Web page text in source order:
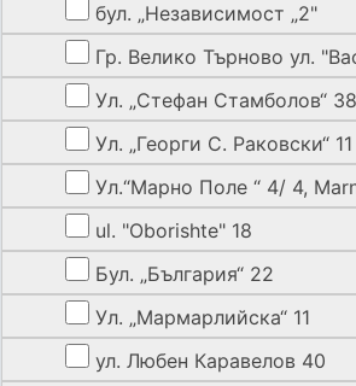
бул. „Независимост „2"
Гр. Велико Търново ул.
Ул. „Стефан Стамболов“ 38
Ул. „Георги С. Раковски“ 11
Ул.“Марно Поле “ 4/ 4,
ul. "Oborishte" 18
Бул. „България“ 22
Ул. „Мармарлийска“ 11
ул. Любен Каравелов 40